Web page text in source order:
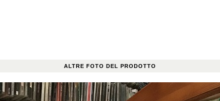
ALTRE FOTO DEL PRODOTTO